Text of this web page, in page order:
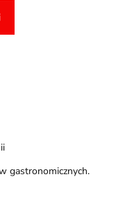
gastronomicznych.